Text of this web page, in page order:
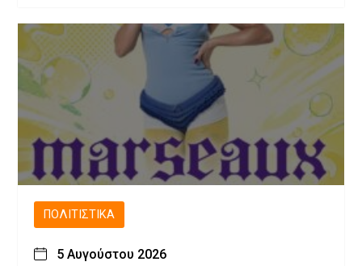
ΠΟΛΙΤΙΣΤΙΚΆ
5 Αυγούστου 2026